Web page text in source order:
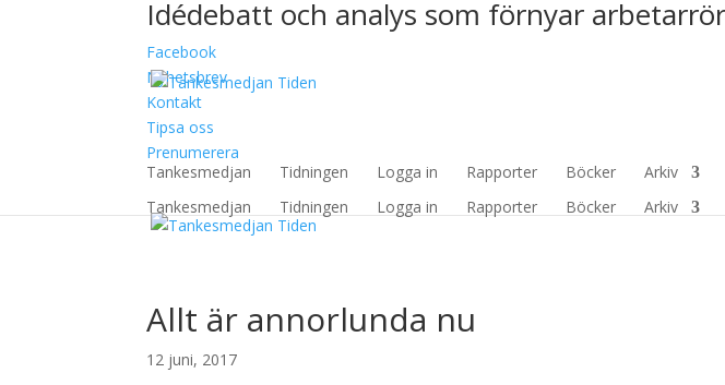
Idédebatt och analys som förnyar
Facebook
Nyhetsbrev
Kontakt
Tipsa oss
Prenumerera
Tankesmedjan
Tidningen Logga in Rapporter Böcker Arkiv
Tankesmedjan
Tidningen Logga in Rapporter Böcker Arkiv
Allt är annorlunda nu
12 juni, 2017